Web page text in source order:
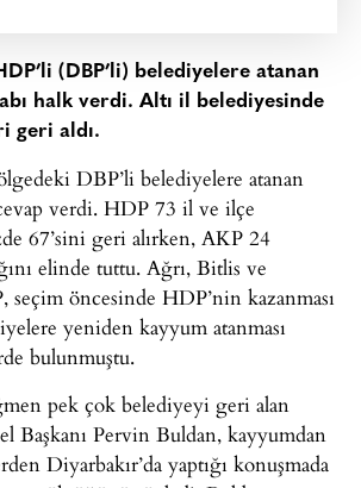
(DBP’li) belediyelere atanan
halk verdi. Altı il belediyesinde
geri aldı.
DBP’li belediyelere atanan
verdi. HDP 73 il ve ilçe
67’sini geri alırken, AKP 24
elinde tuttu. Ağrı, Bitlis ve
seçim öncesinde HDP’nin kazanması
yeniden kayyum atanması
bulunmuştu.
pek çok belediyeyi geri alan
Başkanı Pervin Buldan, kayyumdan
Diyarbakır’da yaptığı konuşmada